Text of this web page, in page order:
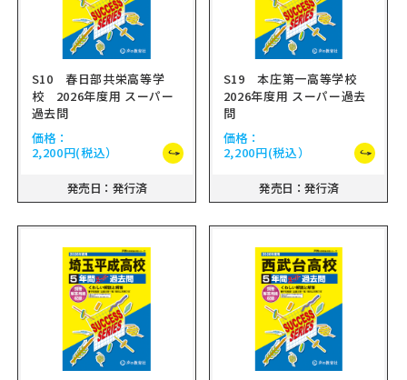
S10 春日部共栄高等学
校 2026年度用 スーパー
過去問
価格：
2,200円(税込）
発売日：発行済
S19 本庄第一高等学校
2026年度用 スーパー過去
問
価格：
2,200円(税込）
発売日：発行済